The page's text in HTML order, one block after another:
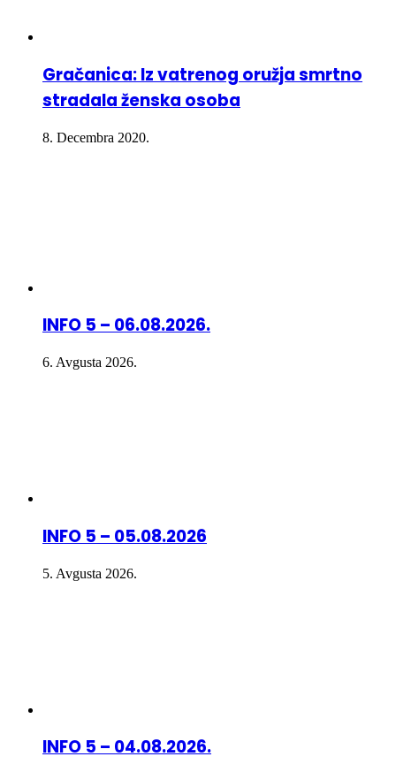
Gračanica: Iz vatrenog oružja smrtno
stradala ženska osoba
8. Decembra 2020.
INFO 5 – 06.08.2026.
6. Avgusta 2026.
INFO 5 – 05.08.2026
5. Avgusta 2026.
INFO 5 – 04.08.2026.